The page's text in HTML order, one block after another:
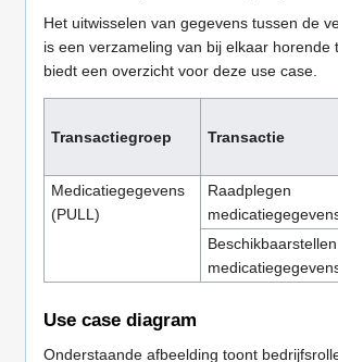
Het uitwisselen van gegevens tussen de
is een verzameling van bij elkaar
biedt een overzicht voor deze use case.
Transactiegroep Transactie
Medicatiegegevens
(PULL)
Raadplegen
Beschikbaarstellen
Use case diagram
Onderstaande afbeelding toont